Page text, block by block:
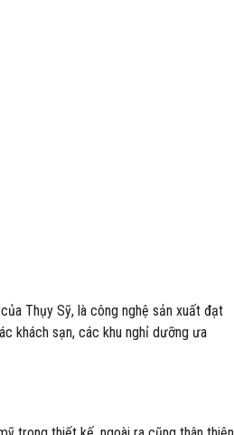
Thụy Sỹ, là công nghệ sản xuất đạt
khách sạn, các khu nghỉ dưỡng ưa